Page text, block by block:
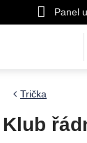
Panel
Trička